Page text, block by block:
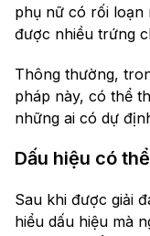
phụ nữ có rối loạn
được nhiều trứng
Thông thường,
pháp này, có thể
những ai có dự
Dấu hiệu có
Sau khi được giải
hiểu dấu hiệu mà